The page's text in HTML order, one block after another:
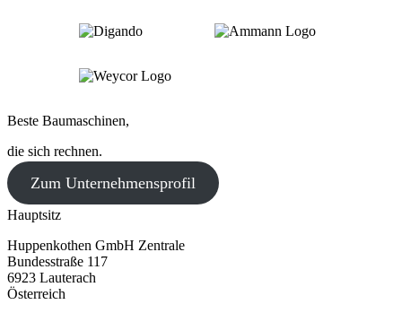
Beste Baumaschinen,
die sich rechnen.
Zum Unternehmensprofil
Hauptsitz
Huppenkothen GmbH Zentrale
Bundesstraße 117
6923 Lauterach
Österreich